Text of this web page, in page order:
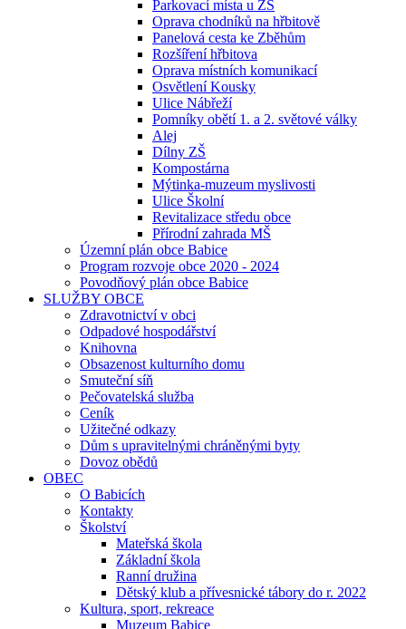
Parkovací místa u ZŠ
Oprava chodníků na hřbitově
Panelová cesta ke Zběhům
Rozšíření hřbitova
Oprava místních komunikací
Osvětlení Kousky
Ulice Nábřeží
Pomníky obětí 1. a 2. světové války
Alej
Dílny ZŠ
Kompostárna
Mýtinka-muzeum myslivosti
Ulice Školní
Revitalizace středu obce
Přírodní zahrada MŠ
Územní plán obce Babice
Program rozvoje obce 2020 - 2024
Povodňový plán obce Babice
SLUŽBY OBCE
Zdravotnictví v obci
Odpadové hospodářství
Knihovna
Obsazenost kulturního domu
Smuteční síň
Pečovatelská služba
Ceník
Užitečné odkazy
Dům s upravitelnými chráněnými byty
Dovoz obědů
OBEC
O Babicích
Kontakty
Školství
Mateřská škola
Základní škola
Ranní družina
Dětský klub a přívesnické tábory do r. 2022
Kultura, sport, rekreace
Muzeum Babice